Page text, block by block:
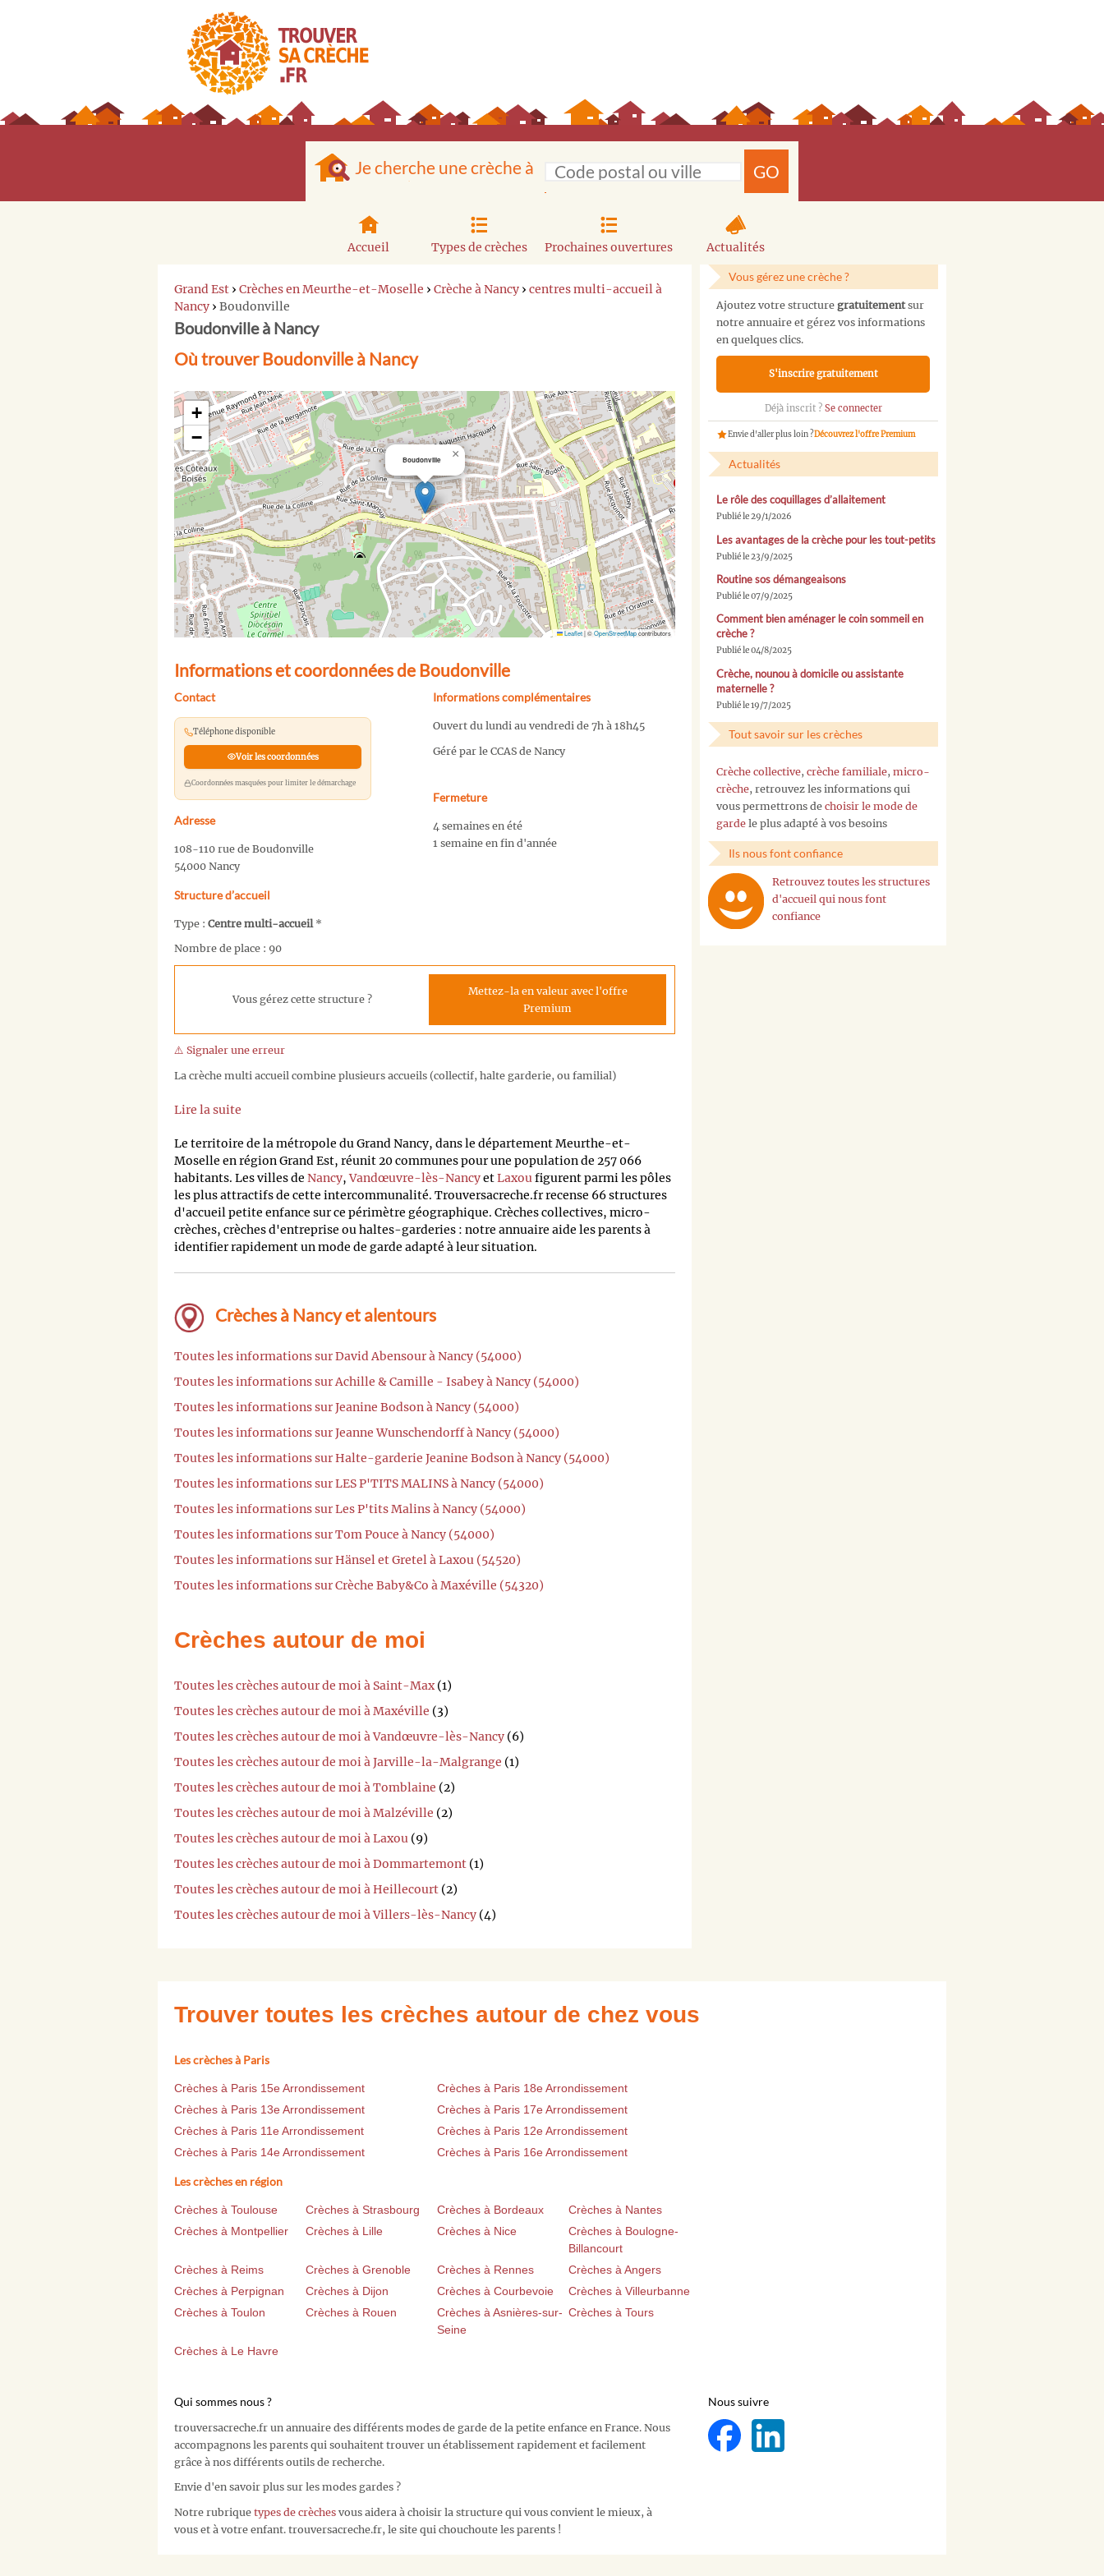
Je cherche une crèche à GO
Accueil Types de crèches Prochaines ouvertures Actualités
Grand Est › Crèches en Meurthe-et-Moselle › Crèche à Nancy › centres multi-accueil à
Nancy › Boudonville
Boudonville à Nancy
Où trouver Boudonville à Nancy
Boudonville ×
+
−
Leaflet|©OpenStreetMapcontributors
Informations et coordonnées de Boudonville
Contact
Téléphone disponible
Voir les coordonnées
Coordonnées masquées pour limiter le démarchage
Adresse
108-110 rue de Boudonville
54000 Nancy
Structure d’accueil
Type : Centre multi-accueil *
Nombre de place : 90
Informations complémentaires
Ouvert du lundi au vendredi de 7h à 18h45
Géré par le CCAS de Nancy
Fermeture
4 semaines en été
1 semaine en fin d'année
Vous gérez cette structure ?
Mettez-la en valeur avec l'offre
Premium
⚠️ Signaler une erreur
La crèche multi accueil combine plusieurs accueils (collectif, halte garderie, ou familial)
Lire la suite
Le territoire de la métropole du Grand Nancy, dans le département Meurthe-et-
Moselle en région Grand Est, réunit 20 communes pour une population de 257 066
habitants. Les villes de Nancy,Vandœuvre-lès-NancyetLaxoufigurent parmi les pôles
les plus attractifs de cette intercommunalité. Trouversacreche.fr recense 66 structures
d'accueil petite enfance sur ce périmètre géographique. Crèches collectives, micro-
crèches, crèches d'entreprise ou haltes-garderies : notre annuaire aide les parents à
identifier rapidement un mode de garde adapté à leur situation.
Crèches à Nancy et alentours
Toutes les informations sur David Abensour à Nancy (54000)
Toutes les informations sur Achille & Camille - Isabey à Nancy (54000)
Toutes les informations sur Jeanine Bodson à Nancy (54000)
Toutes les informations sur Jeanne Wunschendorff à Nancy (54000)
Toutes les informations sur Halte-garderie Jeanine Bodson à Nancy (54000)
Toutes les informations sur LES P'TITS MALINS à Nancy (54000)
Toutes les informations sur Les P'tits Malins à Nancy (54000)
Toutes les informations sur Tom Pouce à Nancy (54000)
Toutes les informations sur Hänsel et Gretel à Laxou (54520)
Toutes les informations sur Crèche Baby&Co à Maxéville (54320)
Crèches autour de moi
Toutes les crèches autour de moi à Saint-Max(1)
Toutes les crèches autour de moi à Maxéville (3)
Toutes les crèches autour de moi à Vandœuvre-lès-Nancy (6)
Toutes les crèches autour de moi à Jarville-la-Malgrange (1)
Toutes les crèches autour de moi à Tomblaine (2)
Toutes les crèches autour de moi à Malzéville (2)
Toutes les crèches autour de moi à Laxou (9)
Toutes les crèches autour de moi à Dommartemont (1)
Toutes les crèches autour de moi à Heillecourt (2)
Toutes les crèches autour de moi à Villers-lès-Nancy (4)
Vous gérez une crèche ?
Ajoutez votre structure gratuitementsur
notre annuaire et gérez vos informations
en quelques clics.
S'inscrire gratuitement
Déjà inscrit ? Se connecter
Envie d'aller plus loin ?Découvrez l'offre Premium
Actualités
Le rôle des coquillages d’allaitement
Publié le 29/1/2026
Les avantages de la crèche pour les tout-petits
Publié le 23/9/2025
Routine sos démangeaisons
Publié le 07/9/2025
Comment bien aménager le coin sommeil en
crèche ?
Publié le 04/8/2025
Crèche, nounou à domicile ou assistante
maternelle ?
Publié le 19/7/2025
Tout savoir sur les crèches
Crèche collective, crèche familiale, micro-
crèche, retrouvez les informations qui
vous permettrons de choisir le mode de
garde le plus adapté à vos besoins
Ils nous font confiance
Retrouvez toutes les structures
d'accueil qui nous font
confiance
Trouver toutes les crèches autour de chez vous
Les crèches à Paris
Crèches à Paris 15e Arrondissement
Crèches à Paris 18e Arrondissement
Crèches à Paris 13e Arrondissement
Crèches à Paris 17e Arrondissement
Crèches à Paris 11e Arrondissement
Crèches à Paris 12e Arrondissement
Crèches à Paris 14e Arrondissement
Crèches à Paris 16e Arrondissement
Les crèches en région
Crèches à Toulouse Crèches à Strasbourg Crèches à Bordeaux
Crèches à Nantes
Crèches à Montpellier
Crèches à Lille Crèches à Nice
Crèches à Boulogne-
Billancourt
Crèches à Reims
Crèches à Grenoble Crèches à Rennes
Crèches à Angers
Crèches à Perpignan
Crèches à Dijon Crèches à Courbevoie
Crèches à Villeurbanne
Crèches à Toulon
Crèches à Rouen
Crèches à Asnières-sur-
Seine
Crèches à Tours
Crèches à Le Havre
Qui sommes nous ?
trouversacreche.fr un annuaire des différents modes de garde de la petite enfance en France. Nous
accompagnons les parents qui souhaitent trouver un établissement rapidement et facilement
grâce à nos différents outils de recherche.
Envie d'en savoir plus sur les modes gardes ?
Notre rubrique types de crèches vous aidera à choisir la structure qui vous convient le mieux, à
vous et à votre enfant. trouversacreche.fr, le site qui chouchoute les parents !
Nous suivre